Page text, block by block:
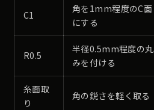
C1
角を1mm程度のC面
にする
R0.5
半径0.5mm程度の丸
みを付ける
糸面取
り
角の鋭さを軽く取る